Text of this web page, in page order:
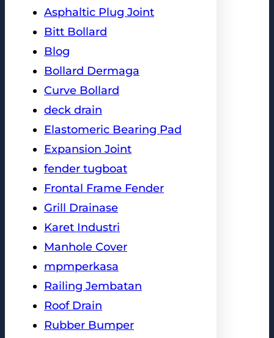
Asphaltic Plug Joint
Bitt Bollard
Blog
Bollard Dermaga
Curve Bollard
deck drain
Elastomeric Bearing Pad
Expansion Joint
fender tugboat
Frontal Frame Fender
Grill Drainase
Karet Industri
Manhole Cover
mpmperkasa
Railing Jembatan
Roof Drain
Rubber Bumper